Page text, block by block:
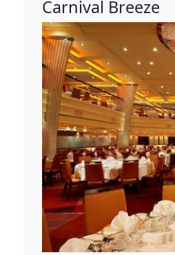
Carnival Breeze